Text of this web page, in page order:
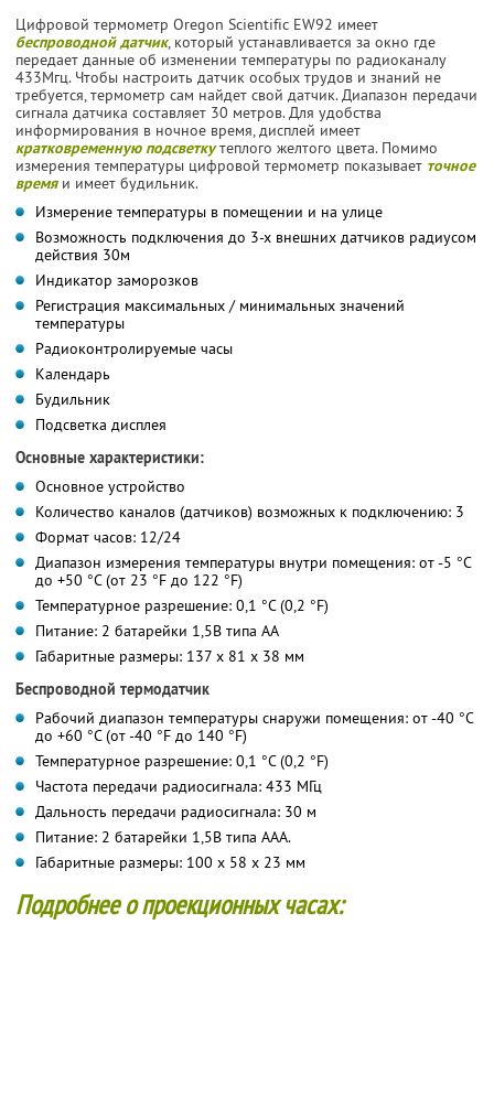
Цифровой термометр Oregon Scientific EW92 имеет
беспроводной датчик, который устанавливается за окно где
передает данные об изменении температуры по радиоканалу
433Мгц. Чтобы настроить датчик особых трудов и знаний не
требуется, термометр сам найдет свой датчик. Диапазон передачи
сигнала датчика составляет 30 метров. Для удобства
информирования в ночное время, дисплей имеет
кратковременную подсветкутеплого желтого цвета. Помимо
измерения температуры цифровой термометр показывает точное
времяи имеет будильник.
Измерение температуры в помещении и на улице
Возможность подключения до 3-х внешних датчиков радиусом
действия 30м
Индикатор заморозков
Регистрация максимальных / минимальных значений
температуры
Радиоконтролируемые часы
Календарь
Будильник
Подсветка дисплея
Основные характеристики:
Основное устройство
Количество каналов (датчиков) возможных к подключению: 3
Формат часов: 12/24
Диапазон измерения температуры внутри помещения: от -5 °С
до +50 °С (от 23 °F до 122 °F)
Температурное разрешение: 0,1 °С (0,2 °F)
Питание: 2 батарейки 1,5В типа АА
Габаритные размеры: 137 x 81 x 38 мм
Беспроводной термодатчик
Рабочий диапазон температуры снаружи помещения: от -40 °С
до +60 °С (от -40 °F до 140 °F)
Температурное разрешение: 0,1 °С (0,2 °F)
Частота передачи радиосигнала: 433 МГц
Дальность передачи радиосигнала: 30 м
Питание: 2 батарейки 1,5В типа ААА.
Габаритные размеры: 100 x 58 x 23 мм
Подробнее о проекционных часах: